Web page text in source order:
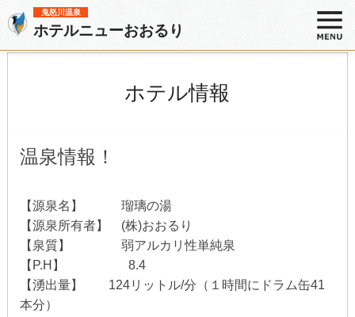
鬼怒川温泉
ホテルニューおおるり
ホテル情報
温泉情報！
【源泉名】 瑠璃の湯
【源泉所有者】 (株)おおるり
【泉質】 弱アルカリ性単純泉
【P.H】 8.4
【湧出量】 124リットル/分（１時間にドラム缶41
本分）